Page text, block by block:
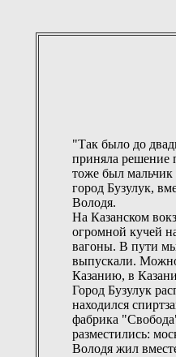
"Так было до
приняла решение
тоже был
город Бузулук,
Володя.
На Казанском
огромной кучей
вагоны. В пути мы
выпускали.
Казанию, в
Город Бузулук
находился
фабрика
разместились:
Володя жил